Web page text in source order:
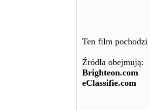
Ten film pochodzi
Źródła obejmują:
Brighteon.com
eClassifie.com